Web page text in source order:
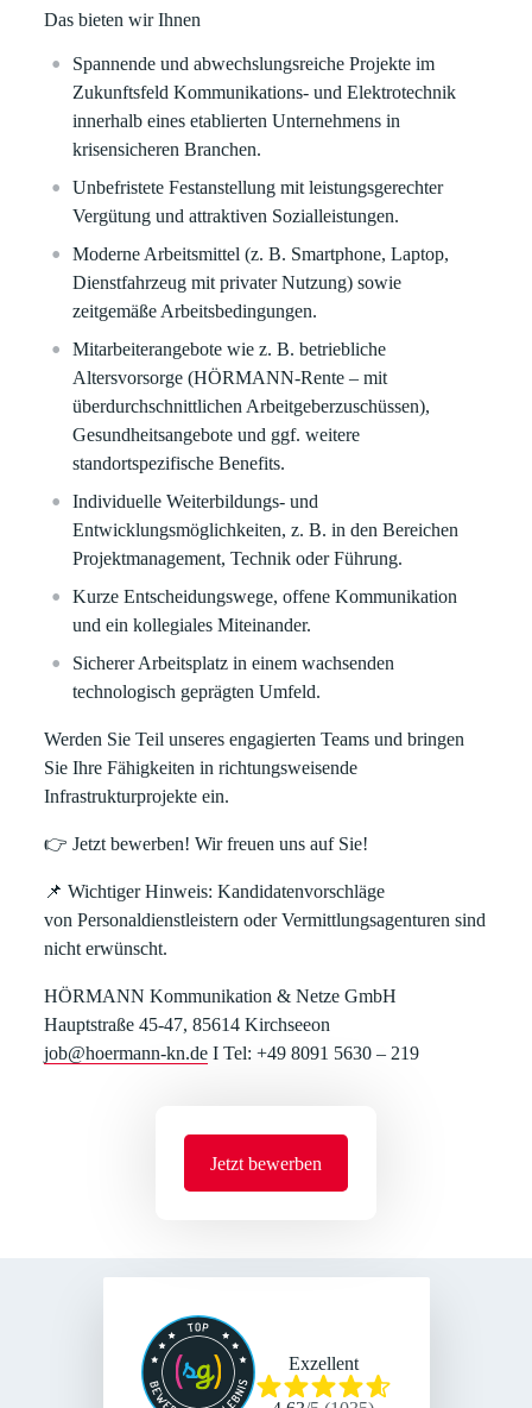
Das bieten wir Ihnen
Spannende und abwechslungsreiche Projekte im
ZukunftsfeldKommunikations- und Elektrotechnik
innerhalb eines etablierten Unternehmens in
krisensicheren Branchen.
Unbefristete Festanstellung mit leistungsgerechter
Vergütung und attraktiven Sozialleistungen.
Moderne Arbeitsmittel (z. B. Smartphone, Laptop,
Dienstfahrzeug mit privater Nutzung) sowie
zeitgemäße Arbeitsbedingungen.
Mitarbeiterangebotewie z. B. betriebliche
Altersvorsorge (HÖRMANN-Rente – mit
überdurchschnittlichen Arbeitgeberzuschüssen),
Gesundheitsangebote und ggf. weitere
standortspezifische Benefits.
Individuelle Weiterbildungs- und
Entwicklungsmöglichkeiten, z. B. in den Bereichen
Projektmanagement, Technik oder Führung.
Kurze Entscheidungswege, offene Kommunikation
und ein kollegiales Miteinander.
Sicherer Arbeitsplatz in einem wachsenden
technologisch geprägten Umfeld.
Werden Sie Teil unseres engagierten Teams und bringen
Sie Ihre Fähigkeiten in richtungsweisende
Infrastrukturprojekte ein.
👉 Jetzt bewerben! Wir freuen uns auf Sie!
📌 Wichtiger Hinweis: Kandidatenvorschläge
vonPersonaldienstleistern oder Vermittlungsagenturen sind
nicht erwünscht.
HÖRMANN Kommunikation & Netze GmbH
Hauptstraße 45-47, 85614 Kirchseeon
job@hoermann-kn.de I Tel: +49 8091 5630 – 219
Jetzt bewerben
Exzellent